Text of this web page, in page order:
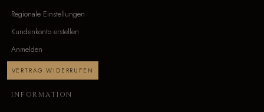
Regionale Einstellungen
Kundenkonto erstellen
Anmelden
VERTRAG WIDERRUFEN
INFORMATION